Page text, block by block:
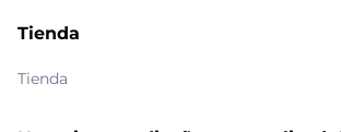
Tienda
Tienda